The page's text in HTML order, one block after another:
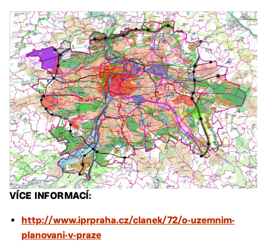
VÍCE INFORMACÍ:
http://www.iprpraha.cz/clanek/72/o-uzemnim-
planovani-v-praze